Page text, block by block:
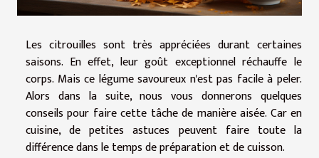
Les citrouilles sont très appréciées durant certaines
saisons. En effet, leur goût exceptionnel réchauffe le
corps. Mais ce légume savoureux n'est pas facile à peler.
Alors dans la suite, nous vous donnerons quelques
conseils pour faire cette tâche de manière aisée. Car en
cuisine, de petites astuces peuvent faire toute la
différence dans le temps de préparation et de cuisson.